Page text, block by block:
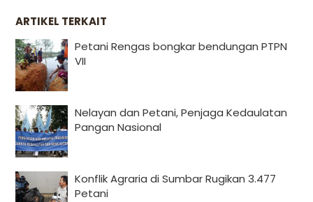
ARTIKEL TERKAIT
Petani Rengas bongkar bendungan PTPN
VII
Nelayan dan Petani, Penjaga Kedaulatan
Pangan Nasional
Konflik Agraria di Sumbar Rugikan 3.477
Petani